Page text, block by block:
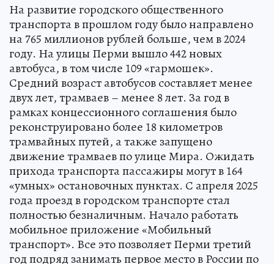
На развитие городского общественного
транспорта в прошлом году было направлено
на 765 миллионов рублей больше, чем в 2024
году. На улицы Перми вышло 442 новых
автобуса, в том числе 109 «гармошек».
Средний возраст автобусов составляет менее
двух лет, трамваев – менее 8 лет. За год в
рамках концессионного соглашения было
реконструировано более 18 километров
трамвайных путей, а также запущено
движение трамваев по улице Мира. Ожидать
прихода транспорта пассажиры могут в 164
«умных» остановочных пунктах. С апреля 2025
года проезд в городском транспорте стал
полностью безналичным. Начало работать
мобильное приложение «Мобильный
транспорт». Все это позволяет Перми третий
год подряд занимать первое место в России по